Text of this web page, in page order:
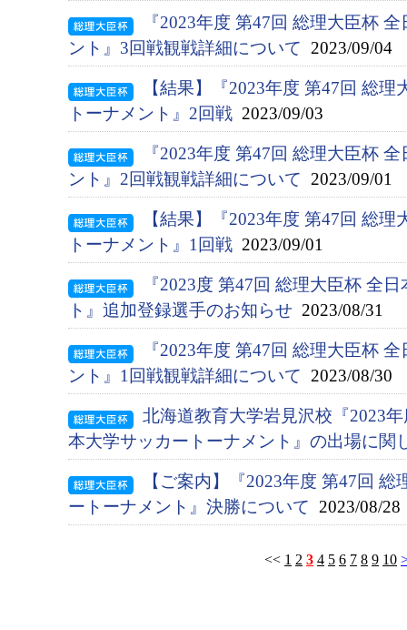
『2023年度 第47回 総理大臣杯
ント』3回戦観戦詳細について 2023/09/04
【結果】『2023年度 第47回 総
トーナメント』2回戦 2023/09/03
『2023年度 第47回 総理大臣杯
ント』2回戦観戦詳細について 2023/09/01
【結果】『2023年度 第47回 総
トーナメント』1回戦 2023/09/01
『2023度 第47回 総理大臣杯 全
ト』追加登録選手のお知らせ 2023/08/31
『2023年度 第47回 総理大臣杯
ント』1回戦観戦詳細について 2023/08/30
北海道教育大学岩見沢校『2023
本大学サッカートーナメント』の出場に関
【ご案内】『2023年度 第47回
ートーナメント』決勝について 2023/08/28
<< 1 2 3 4 5 6 7 8 9 10